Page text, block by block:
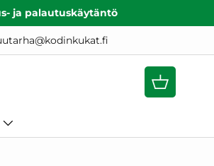
ja palautuskäytäntö
Ostoskori